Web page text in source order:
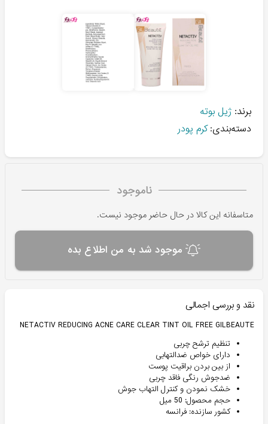
برند: ژیل بوته
دسته‌بندی: کرم پودر
ناموجود
متاسفانه این کالا در حال حاضر موجود نیست.
موجود شد به من اطلاع بده
نقد و بررسی اجمالی
NETACTIV REDUCING ACNE CARE CLEAR TINT OIL FREE GILBEAUTE
تنظیم ترشح چربی
دارای خواص ضدالتهابی
از بین بردن براقیت پوست
ضدجوش رنگی فاقد چربی
خشک نمودن و کنترل التهاب جوش
حجم محصول: 50 میل
کشور سازنده: فرانسه